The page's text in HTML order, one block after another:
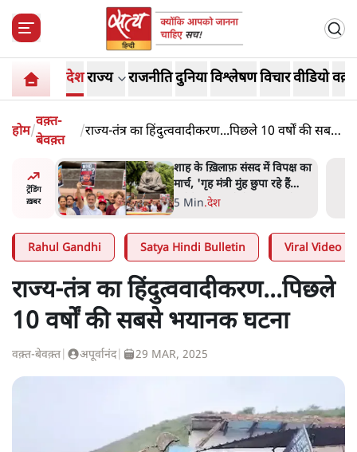
देशराज्य राजनीतिदुनियाविश्लेषणविचारवीडियो
होम/
वक़्त-
बेवक़्त
/राज्य-तंत्र का हिंदुत्ववादीकरण...पिछले 10 वर्षों की सबसे
ट्रेंडिंग
ख़बर
शाह के ख़िलाफ़ संसद में विपक्ष का
मार्च, 'गृह मंत्री मुंह छुपा रहे हैं
क्योंकि वो छात्रों के गुनहगार हैं'
5 Min.देश
Rahul Gandhi Satya Hindi Bulletin Viral Video
राज्य-तंत्र का हिंदुत्ववादीकरण...पिछले
10 वर्षों की सबसे भयानक घटना
वक़्त-बेवक़्त अपूर्वानंद| 29 MAR, 2025